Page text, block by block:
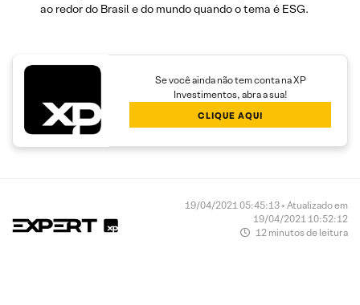
ao redor do Brasil e do mundo quando o tema é ESG.
Se você ainda não tem conta na XP
Investimentos, abra a sua!
CLIQUE AQUI
19/04/2021 05:45:13 • Atualizado em
19/04/2021 10:52:12
12 minutos de leitura